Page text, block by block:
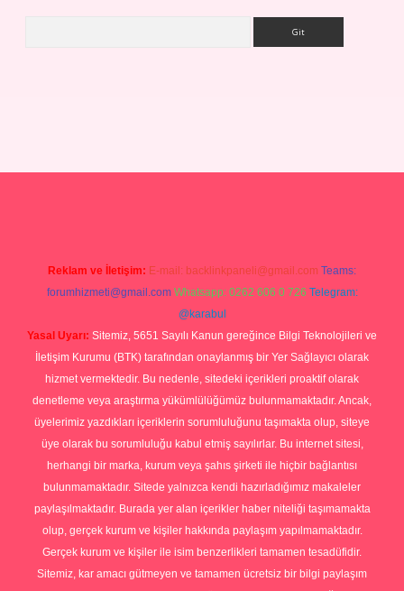
Reklam ve İletişim: E-mail: backlinkpaneli@gmail.com Teams:
forumhizmeti@gmail.com Whatsapp: 0262 606 0 726 Telegram:
@karabul
Yasal Uyarı: Sitemiz, 5651 Sayılı Kanun gereğince Bilgi Teknolojileri ve
İletişim Kurumu (BTK) tarafından onaylanmış bir Yer Sağlayıcı olarak
hizmet vermektedir. Bu nedenle, sitedeki içerikleri proaktif olarak
denetleme veya araştırma yükümlülüğümüz bulunmamaktadır. Ancak,
üyelerimiz yazdıkları içeriklerin sorumluluğunu taşımakta olup, siteye
üye olarak bu sorumluluğu kabul etmiş sayılırlar. Bu internet sitesi,
herhangi bir marka, kurum veya şahıs şirketi ile hiçbir bağlantısı
bulunmamaktadır. Sitede yalnızca kendi hazırladığımız makaleler
paylaşılmaktadır. Burada yer alan içerikler haber niteliği taşımamakta
olup, gerçek kurum ve kişiler hakkında paylaşım yapılmamaktadır.
Gerçek kurum ve kişiler ile isim benzerlikleri tamamen tesadüfidir.
Sitemiz, kar amacı gütmeyen ve tamamen ücretsiz bir bilgi paylaşım